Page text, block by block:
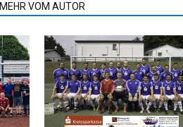
MEHR VOM AUTOR